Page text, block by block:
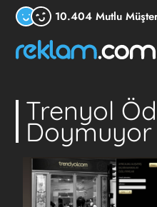
10.404 Mutlu
Trenyol
Doymuyor